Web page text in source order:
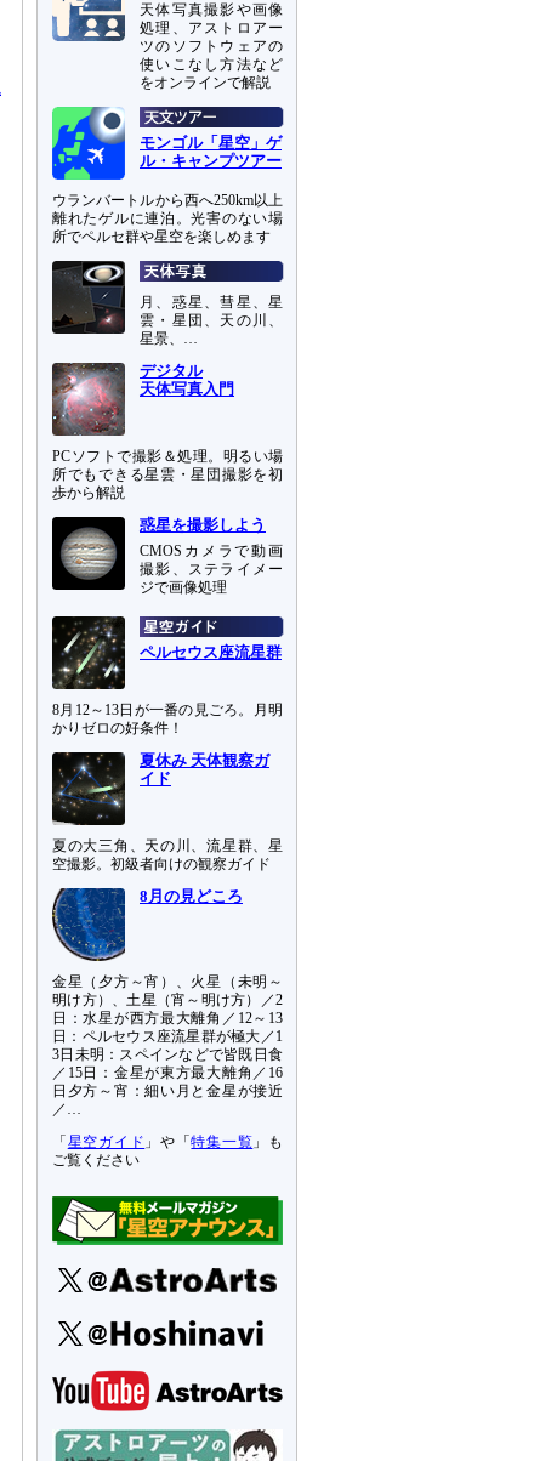
天体写真撮影や画像
処理、アストロアー
ツのソフトウェアの
使いこなし方法など
をオンラインで解説
モンゴル「星空」ゲ
ル・キャンプツアー
ウランバートルから西へ250km以上
離れたゲルに連泊。光害のない場
所でペルセ群や星空を楽しめます
月、惑星、彗星、星
雲・星団、天の川、
星景、…
デジタル
天体写真入門
PCソフトで撮影＆処理。明るい場
所でもできる星雲・星団撮影を初
歩から解説
惑星を撮影しよう
CMOSカメラで動画
撮影、ステライメー
ジで画像処理
ペルセウス座流星群
8月12～13日が一番の見ごろ。月明
かりゼロの好条件！
夏休み 天体観察ガ
イド
夏の大三角、天の川、流星群、星
空撮影。初級者向けの観察ガイド
8月の見どころ
金星（夕方～宵）、火星（未明～
明け方）、土星（宵～明け方）／2
日：水星が西方最大離角／12～13
日：ペルセウス座流星群が極大／1
3日未明：スペインなどで皆既日食
／15日：金星が東方最大離角／16
日夕方～宵：細い月と金星が接近
／…
「 星空ガイド 」や「特集一覧 」も
ご覧ください